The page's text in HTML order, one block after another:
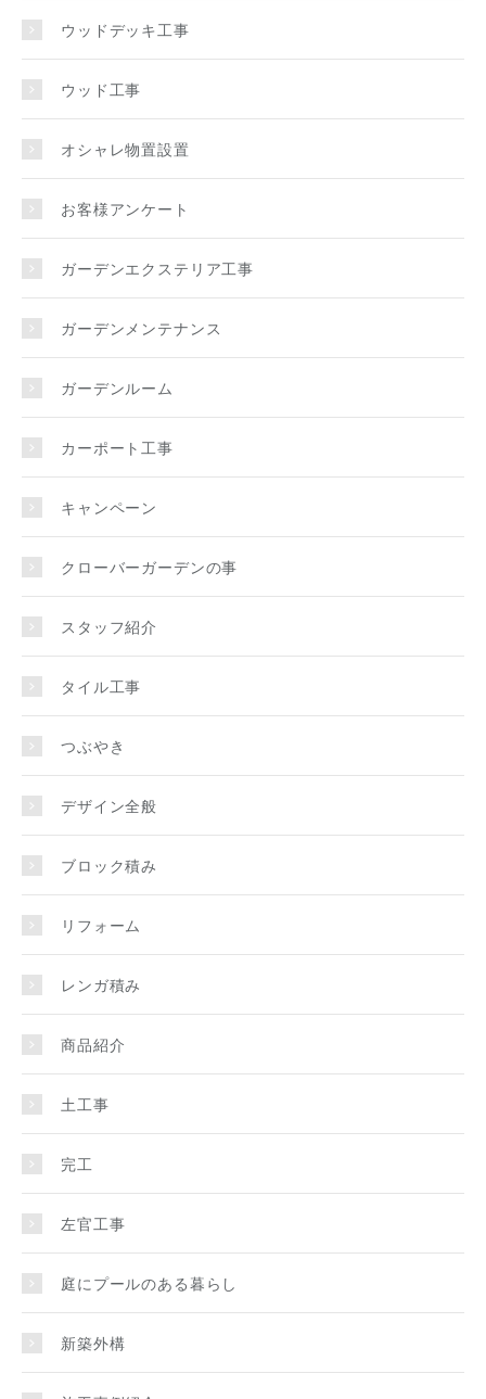
ウッドデッキ工事
ウッド工事
オシャレ物置設置
お客様アンケート
ガーデンエクステリア工事
ガーデンメンテナンス
ガーデンルーム
カーポート工事
キャンペーン
クローバーガーデンの事
スタッフ紹介
タイル工事
つぶやき
デザイン全般
ブロック積み
リフォーム
レンガ積み
商品紹介
土工事
完工
左官工事
庭にプールのある暮らし
新築外構